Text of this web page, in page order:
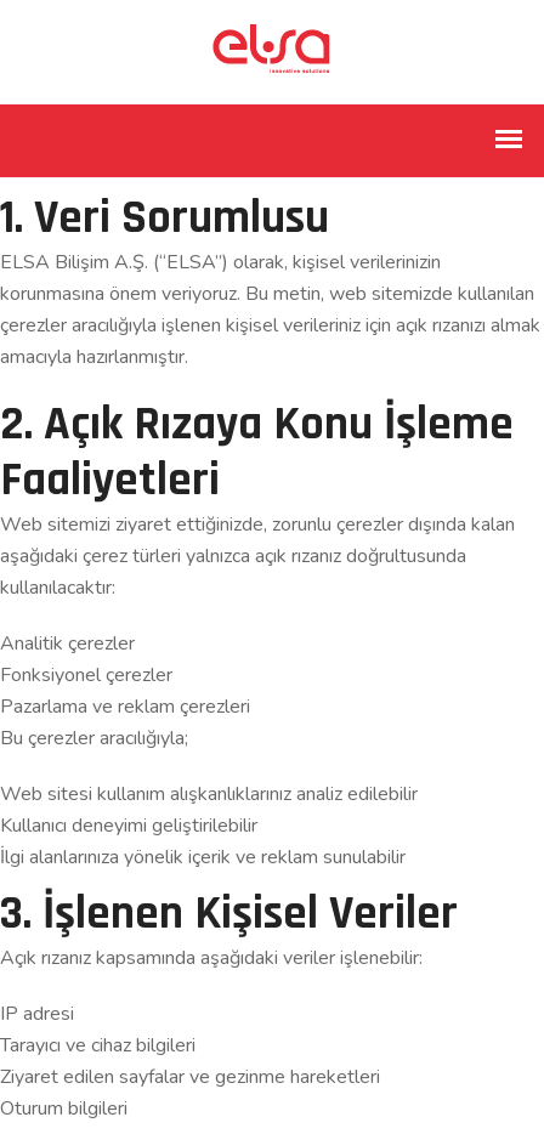
1. Veri Sorumlusu
ELSA Bilişim A.Ş. (“ELSA”) olarak, kişisel verilerinizin
korunmasına önem veriyoruz. Bu metin, web sitemizde kullanılan
çerezler aracılığıyla işlenen kişisel verileriniz için açık rızanızı almak
amacıyla hazırlanmıştır.
2. Açık Rızaya Konu İşleme
Faaliyetleri
Web sitemizi ziyaret ettiğinizde, zorunlu çerezler dışında kalan
aşağıdaki çerez türleri yalnızca açık rızanız doğrultusunda
kullanılacaktır:
Analitik çerezler
Fonksiyonel çerezler
Pazarlama ve reklam çerezleri
Bu çerezler aracılığıyla;
Web sitesi kullanım alışkanlıklarınız analiz edilebilir
Kullanıcı deneyimi geliştirilebilir
İlgi alanlarınıza yönelik içerik ve reklam sunulabilir
3. İşlenen Kişisel Veriler
Açık rızanız kapsamında aşağıdaki veriler işlenebilir:
IP adresi
Tarayıcı ve cihaz bilgileri
Ziyaret edilen sayfalar ve gezinme hareketleri
Oturum bilgileri